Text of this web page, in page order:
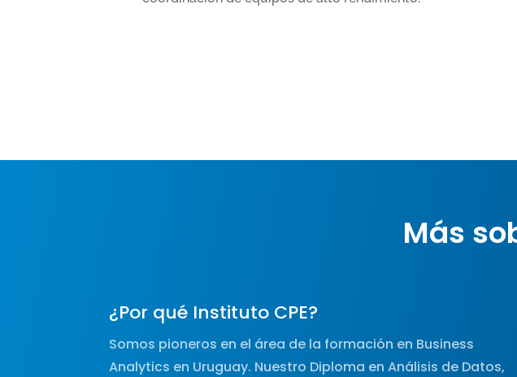
Más
¿Por qué Instituto CPE?
Somos pioneros en el área de la formación en Business
Analytics en Uruguay. Nuestro Diploma en Análisis de Datos,